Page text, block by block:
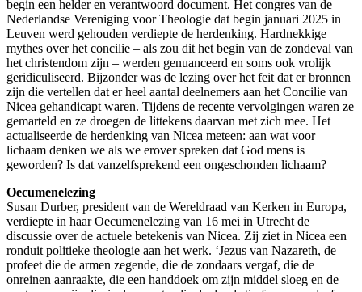
begin een helder en verantwoord document. Het congres van de
Nederlandse Vereniging voor Theologie dat begin januari 2025 in
Leuven werd gehouden verdiepte de herdenking. Hardnekkige
mythes over het concilie – als zou dit het begin van de zondeval van
het christendom zijn – werden genuanceerd en soms ook vrolijk
geridiculiseerd. Bijzonder was de lezing over het feit dat er bronnen
zijn die vertellen dat er heel aantal deelnemers aan het Concilie van
Nicea gehandicapt waren. Tijdens de recente vervolgingen waren ze
gemarteld en ze droegen de littekens daarvan met zich mee. Het
actualiseerde de herdenking van Nicea meteen: aan wat voor
lichaam denken we als we erover spreken dat God mens is
geworden? Is dat vanzelfsprekend een ongeschonden lichaam?
Oecumenelezing
Susan Durber, president van de Wereldraad van Kerken in Europa,
verdiepte in haar Oecumenelezing van 16 mei in Utrecht de
discussie over de actuele betekenis van Nicea. Zij ziet in Nicea een
ronduit politieke theologie aan het werk. ‘Jezus van Nazareth, de
profeet die de armen zegende, die de zondaars vergaf, die de
onreinen aanraakte, die een handdoek om zijn middel sloeg en de